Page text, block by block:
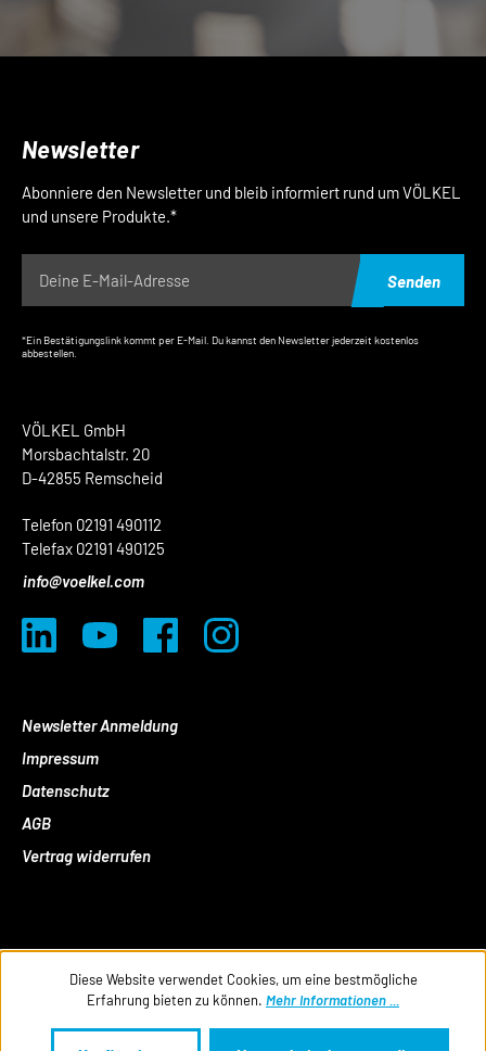
VÖLKEL GmbH
Morsbachtalstr. 20
D-42855 Remscheid
Telefon 02191 490112
Telefax 02191 490125
info@voelkel.com
Newsletter Anmeldung
Impressum
Datenschutz
AGB
Vertrag widerrufen
Newsletter
Abonniere den Newsletter und bleib informiert rund um VÖLKEL
und unsere Produkte.*
Senden
*Ein Bestätigungslink kommt per E-Mail. Du kannst den Newsletter jederzeit kostenlos
abbestellen.
Diese Website verwendet Cookies, um eine bestmögliche
Erfahrung bieten zu können. Mehr Informationen ...